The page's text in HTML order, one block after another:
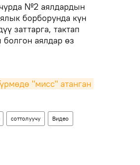
№2 аялдардын
борборунда күн
заттарга, тактап
болгон аялдар өз
"мисс" атанган
соттолуучу Видео